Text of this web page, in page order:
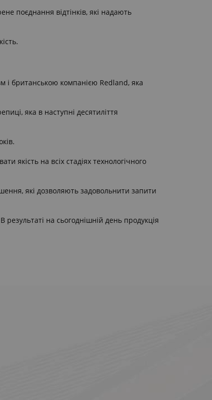
поєднання відтінків, які надають
і британською компанією Redland, яка
яка в наступні десятиліття
якість на всіх стадіях технологічного
які дозволяють задовольнити запити
на сьогоднішній день продукція